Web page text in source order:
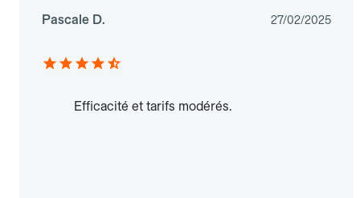
Pascale D. 27/02/2025
Efficacité et tarifs modérés.